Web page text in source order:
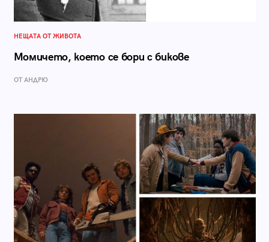
НЕЩАТА ОТ ЖИВОТА
Момичето, което се бори с бикове
ОТ АНДРЮ